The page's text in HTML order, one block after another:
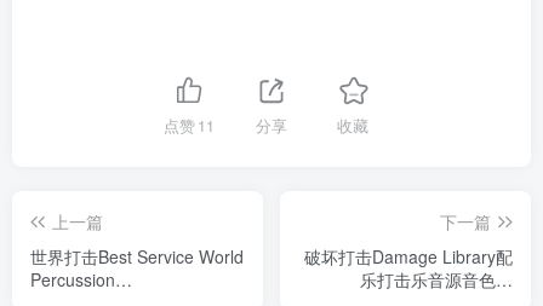
点赞11 分享 收藏
上一篇
世界打击Best Service World
Percussion
下一篇
破坏打击Damage Library配
乐打击乐音源音色库